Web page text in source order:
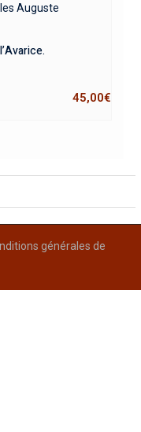
Auguste
45,00€
générales de